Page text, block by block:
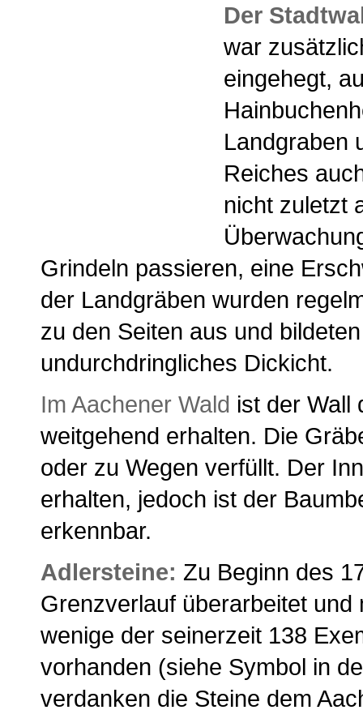
Der
war
eingehegt,
Landgraben
Reiches
nicht zuletzt
Grindeln passieren, eine
der Landgräben wurden
zu den Seiten aus und
undurchdringliches Dickicht.
Im Aachener Wald ist der Wall
weitgehend erhalten. Die
oder zu Wegen verfüllt. Der
erhalten, jedoch ist der
erkennbar.
Adlersteine: Zu Beginn des
Grenzverlauf überarbeitet
wenige der seinerzeit 138
vorhanden (siehe Symbol in
verdanken die Steine dem